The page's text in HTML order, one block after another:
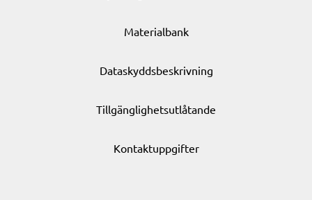
Materialbank
Dataskyddsbeskrivning
Tillgänglighetsutlåtande
Kontaktuppgifter